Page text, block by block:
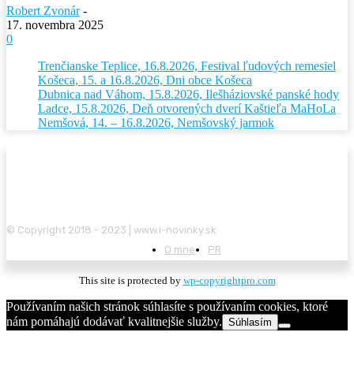
Robert Zvonár -
17. novembra 2025
0
Trenčianske Teplice, 16.8.2026, Festival ľudových remesiel
Košeca, 15. a 16.8.2026, Dni obce Košeca
Dubnica nad Váhom, 15.8.2026, Ilešháziovské panské hody
Ladce, 15.8.2026, Deň otvorených dverí Kaštieľa MaHoLa
Nemšová, 14. – 16.8.2026, Nemšovský jarmok
© Copyright 2018 - 2023 | www.i-novinky.sk
O mne
PR
This site is protected by wp-copyrightpro.com
Používaním našich stránok súhlasíte s používaním cookies, ktoré
nám pomáhajú dodávať kvalitnejšie služby. Súhlasím